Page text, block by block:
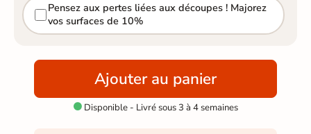
Pensez aux pertes liées aux découpes ! Majorez
vos surfaces de 10%
Ajouter au panier
Disponible - Livré sous 3 à 4 semaines